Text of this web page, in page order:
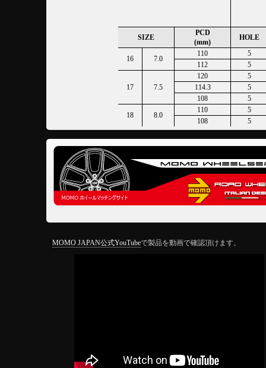
SIZE
PCD
(mm)
HOLE
16 7.0
110
5
112
5
17 7.5
120
5
114.3
5
108
5
18
8.0
110
5
108
5
MOMO JAPAN公式YouTubeで製品を動画で確認頂けます。